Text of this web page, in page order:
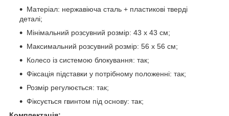
Матеріал: нержавіюча сталь + пластикові тверді
деталі;
Мінімальний розсувний розмір: 43 х 43 см;
Максимальний розсувний розмір: 56 х 56 см;
Колесо із системою блокування: так;
Фіксація підставки у потрібному положенні: так;
Розмір регулюється: так;
Фіксується гвинтом під основу: так;